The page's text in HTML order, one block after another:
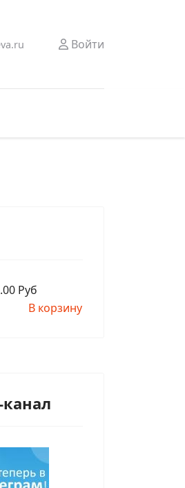
Войти
Руб
В корзину